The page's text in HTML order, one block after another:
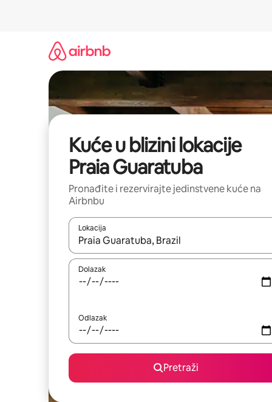
Kuće u blizini lokacije
Praia Guaratuba
Pronađite i rezervirajte jedinstvene kuće na
Airbnbu
Lokacija
Kada budu dostupni rezultati, moći ćete ih
Dolazak
Odlazak
Pretraži